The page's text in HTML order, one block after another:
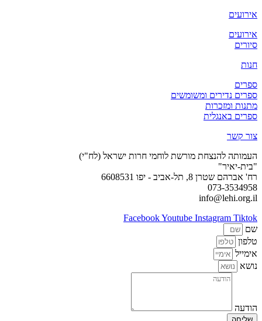
אירועים
אירועים
סיורים
חנות
ספרים
ספרים נדירים ומשומשים
מתנות ומזכרות
ספרים באנגלית
צור קשר
העמותה להנצחת מורשת לוחמי חרות ישראל (לח"י)
"בית-יאיר"
רח' אברהם שטרן 8, תל-אביב - יפו 6608531
073-3534958
info@lehi.org.il
FacebookYoutube Instagram Tiktok
שם
טלפון
אימייל
נושא
הודעה